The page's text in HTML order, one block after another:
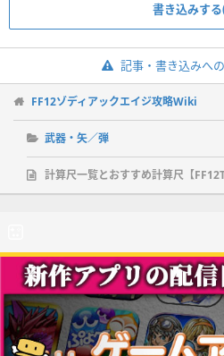
書き込みす
記事・書き込みへ
FF12ゾディアックエイジ攻略Wiki
武器・矢／弾
計算尺一覧とおすすめ計算尺【